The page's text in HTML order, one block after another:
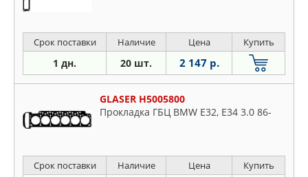
Срок поставки Наличие Цена Купить
1 дн. 20 шт. 2 147 р.
GLASER H5005800
Прокладка ГБЦ BMW E32, E34 3.0 86-
Срок поставки Наличие Цена Купить